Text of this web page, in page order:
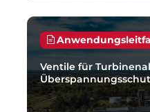
Ventile für